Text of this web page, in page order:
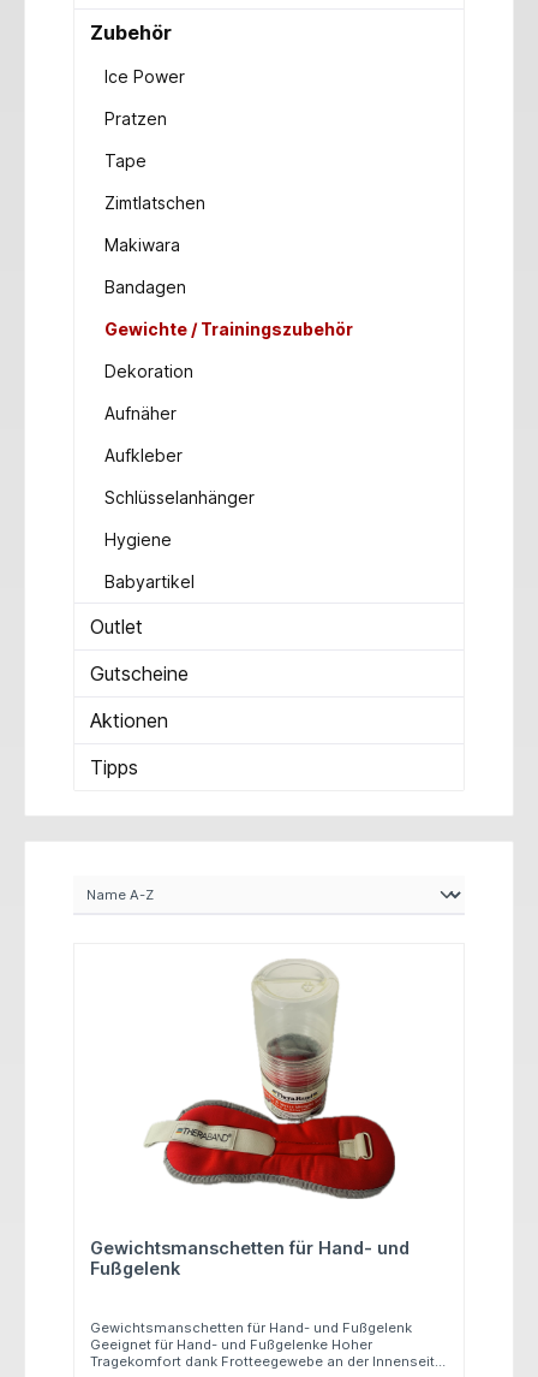
Zubehör
Ice Power
Pratzen
Tape
Zimtlatschen
Makiwara
Bandagen
Gewichte / Trainingszubehör
Dekoration
Aufnäher
Aufkleber
Schlüsselanhänger
Hygiene
Babyartikel
Outlet
Gutscheine
Aktionen
Tipps
Gewichtsmanschetten für Hand- und
Fußgelenk
Gewichtsmanschetten für Hand- und Fußgelenk
Geeignet für Hand- und Fußgelenke Hoher
Tragekomfort dank Frotteegewebe an der Innenseite